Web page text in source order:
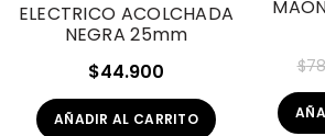
ELECTRICO ACOLCHADA
NEGRA 25mm
$44.900
AÑADIR AL CARRITO
$